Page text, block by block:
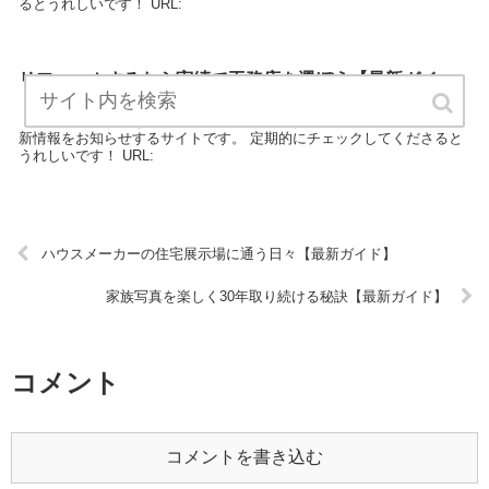
るとうれしいです！ URL:
リフォームするなら実績で工務店を選ぼう【最新ガイ
ド】
新情報をお知らせするサイトです。 定期的にチェックしてくださると
うれしいです！ URL:
ハウスメーカーの住宅展示場に通う日々【最新ガイド】
家族写真を楽しく30年取り続ける秘訣【最新ガイド】
コメント
コメントを書き込む